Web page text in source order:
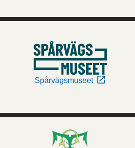
Spårvägsmuseet